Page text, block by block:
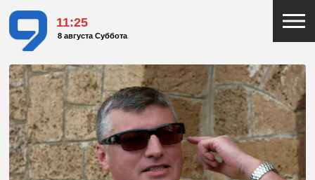
11:25
8 августа Суббота